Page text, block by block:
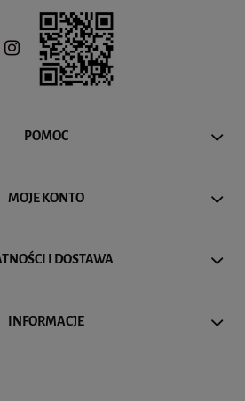
POMOC
MOJE KONTO
I DOSTAWA
INFORMACJE